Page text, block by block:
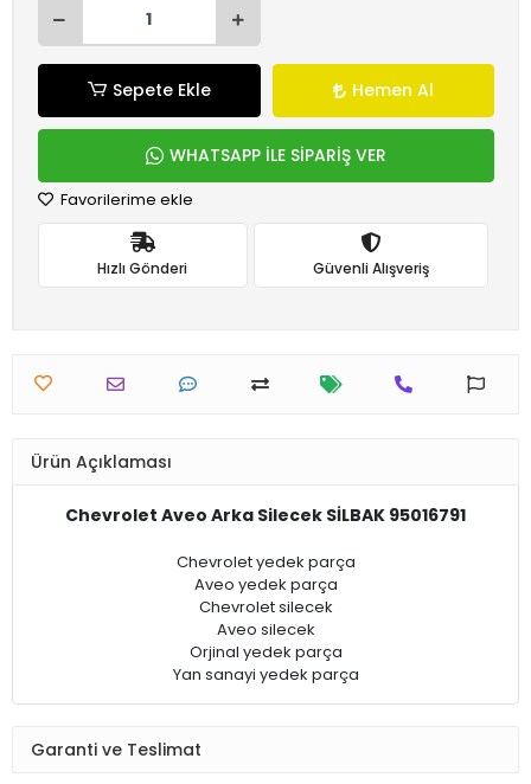
Sepete Ekle Hemen Al
WHATSAPP İLE SİPARİŞ VER
Favorilerime ekle
Hızlı Gönderi Güvenli Alışveriş
Ürün Açıklaması
Chevrolet Aveo Arka Silecek SİLBAK 95016791
Chevrolet yedek parça
Aveo yedek parça
Chevrolet silecek
Aveo silecek
Orjinal yedek parça
Yan sanayi yedek parça
Garanti ve Teslimat